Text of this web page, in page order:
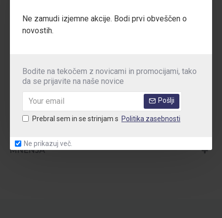
Ne zamudi izjemne akcije. Bodi prvi obveščen o
novostih.
Bodite na tekočem z novicami in promocijami, tako
da se prijavite na naše novice
Pošlji
Prebral sem in se strinjam s Politika zasebnosti
Ne prikazuj več.
ali povezavo.
MNENJA